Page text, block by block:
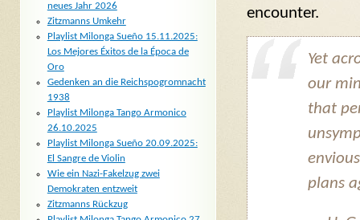
encounter.
Yet
our
that
plans
neues Jahr 2026
Zitzmanns Umkehr
Playlist Milonga Sueño 15.11.2025:
Los Mejores Éxitos de la Época de
Oro
Gedenken an die Reichspogromnacht
1938
Playlist Milonga Tango Armonico
26.10.2025
Playlist Milonga Sueño 20.09.2025:
El Sangre de Violin
Wie ein Nazi-Fakelzug zwei
Demokraten entzweit
Zitzmanns Rückzug